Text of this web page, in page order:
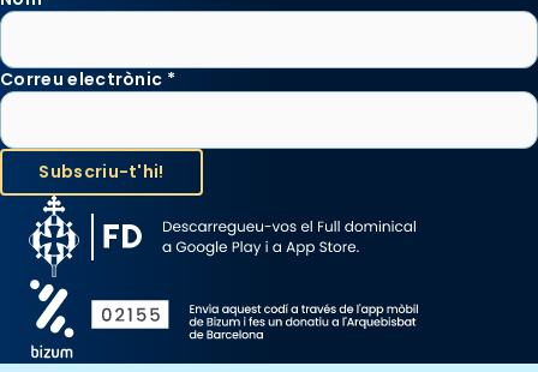
Correu electrònic *